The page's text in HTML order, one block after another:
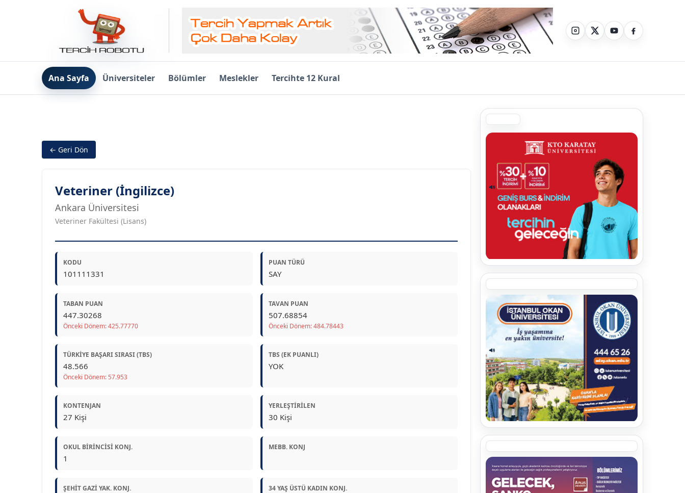
Ana Sayfa Üniversiteler Bölümler Meslekler Tercihte 12 Kural
← Geri Dön
Veteriner (İngilizce)
Ankara Üniversitesi
Veteriner Fakültesi (Lisans)
KODU
101111331
PUAN TÜRÜ
SAY
TABAN PUAN
447.30268
Önceki Dönem: 425.77770
TAVAN PUAN
507.68854
Önceki Dönem: 484.78443
TÜRKIYE BAŞARI SIRASI (TBS)
48.566
Önceki Dönem: 57.953
TBS (EK PUANLI)
YOK
KONTENJAN
27 Kişi
YERLEŞTIRILEN
30 Kişi
OKUL BIRINCISI KONJ.
1
MEBB. KONJ
ŞEHIT GAZI YAK. KONJ. 34 YAŞ ÜSTÜ KADIN KONJ.